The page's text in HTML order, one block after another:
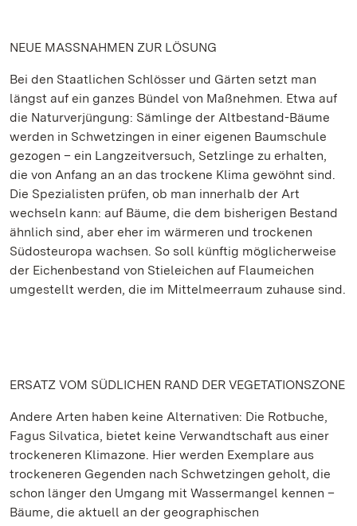
NEUE MASSNAHMEN ZUR LÖSUNG
Bei den Staatlichen Schlösser und Gärten setzt man
längst auf ein ganzes Bündel von Maßnehmen. Etwa auf
die Naturverjüngung: Sämlinge der Altbestand-Bäume
werden in Schwetzingen in einer eigenen Baumschule
gezogen – ein Langzeitversuch, Setzlinge zu erhalten,
die von Anfang an an das trockene Klima gewöhnt sind.
Die Spezialisten prüfen, ob man innerhalb der Art
wechseln kann: auf Bäume, die dem bisherigen Bestand
ähnlich sind, aber eher im wärmeren und trockenen
Südosteuropa wachsen. So soll künftig möglicherweise
der Eichenbestand von Stieleichen auf Flaumeichen
umgestellt werden, die im Mittelmeerraum zuhause sind.
ERSATZ VOM SÜDLICHEN RAND DER VEGETATIONSZONE
Andere Arten haben keine Alternativen: Die Rotbuche,
Fagus Silvatica, bietet keine Verwandtschaft aus einer
trockeneren Klimazone. Hier werden Exemplare aus
trockeneren Gegenden nach Schwetzingen geholt, die
schon länger den Umgang mit Wassermangel kennen –
Bäume, die aktuell an der geographischen